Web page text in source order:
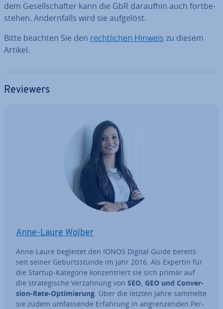
dem Ge­sell­schaf­ter kann die GbR daraufhin auch fort­be­
stehen. An­dern­falls wird sie aufgelöst.
Bitte beachten Sie den recht­li­chen Hinweis zu diesem
Artikel.
Reviewers
Anne-Laure Wolber
Anne-Laure begleitet den IONOS Digital Guide bereits
seit seiner Ge­burts­stun­de im Jahr 2016. Als Expertin für
die Startup-Kategorie kon­zen­triert sie sich primär auf
die stra­te­gi­sche Ver­zah­nung von SEO, GEO und Con­ver­
si­on-Rate-Op­ti­mie­rung. Über die letzten Jahre sammelte
sie zudem um­fas­sen­de Erfahrung in an­gren­zen­den Per­